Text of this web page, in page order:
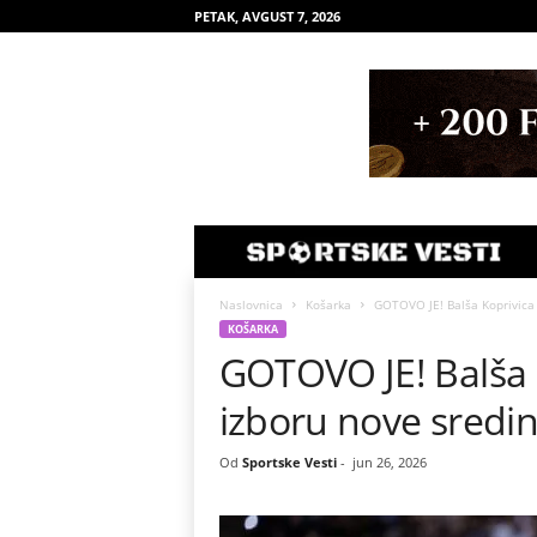
PETAK, AVGUST 7, 2026
Naslovnica Košarka GOTOVO JE! Balša
KOŠARKA
GOTOVO JE!
izboru nove
Od Sportske Vesti- jun 26, 2026